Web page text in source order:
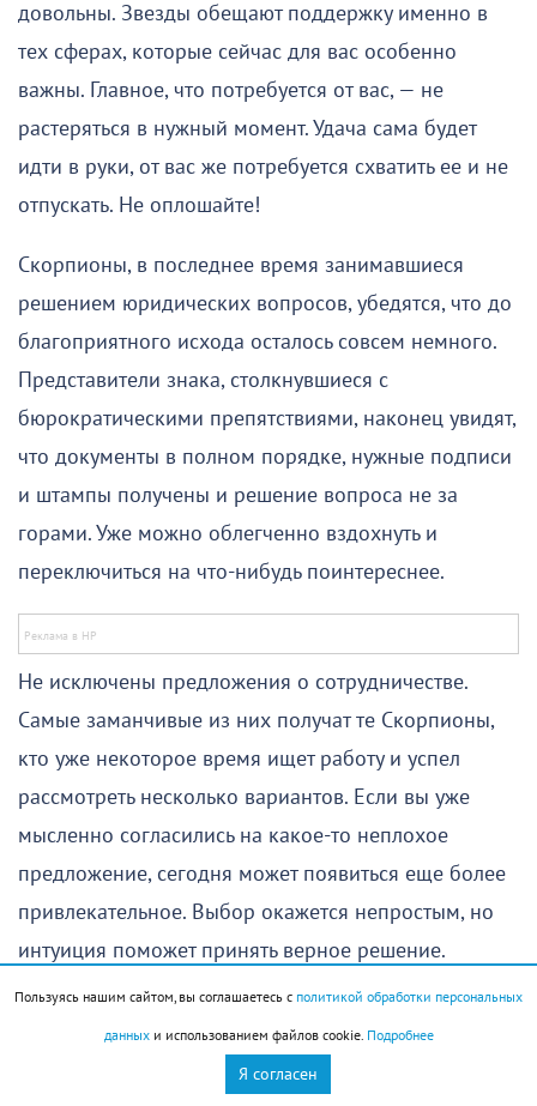
довольны. Звезды обещают поддержку именно в
тех сферах, которые сейчас для вас особенно
важны. Главное, что потребуется от вас, — не
растеряться в нужный момент. Удача сама будет
идти в руки, от вас же потребуется схватить ее и не
отпускать. Не оплошайте!
Скорпионы, в последнее время занимавшиеся
решением юридических вопросов, убедятся, что до
благоприятного исхода осталось совсем немного.
Представители знака, столкнувшиеся с
бюрократическими препятствиями, наконец увидят,
что документы в полном порядке, нужные подписи
и штампы получены и решение вопроса не за
горами. Уже можно облегченно вздохнуть и
переключиться на что-нибудь поинтереснее.
Не исключены предложения о сотрудничестве.
Самые заманчивые из них получат те Скорпионы,
кто уже некоторое время ищет работу и успел
рассмотреть несколько вариантов. Если вы уже
мысленно согласились на какое-то неплохое
предложение, сегодня может появиться еще более
привлекательное. Выбор окажется непростым, но
интуиция поможет принять верное решение.
Вторая половина дня особенно благоприятна для
общения. Хорошо пройдут семейные мероприятия,
встречи с друзьями подарят вдохновение, а
Пользуясь нашим сайтом, вы соглашаетесь с политикой обработки персональных
данныхи использованием файлов cookie. Подробнее
Я согласен